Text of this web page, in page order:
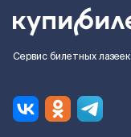
Сервис билетных лазеек